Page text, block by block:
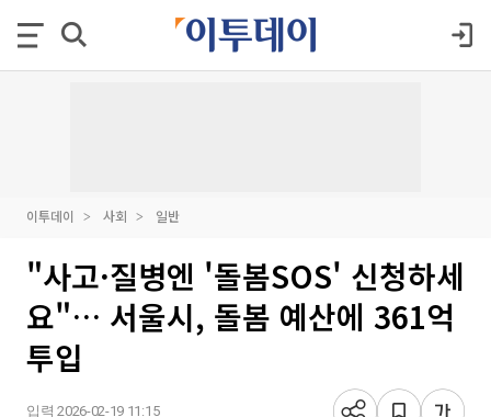
이투데이 사회 일반
"사고·질병엔 '돌봄SOS' 신청하세
요"… 서울시, 돌봄 예산에 361억
투입
입력 2026-02-19 11:15